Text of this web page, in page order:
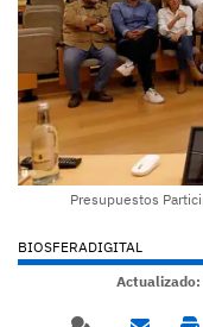
Presupuestos
BIOSFERADIGITAL
Actualizado: